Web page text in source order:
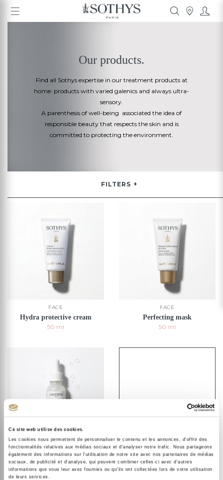
Ce site web utilise des cookies.
Les cookies nous permettent de personnaliser le contenu et les annonces, d'offrir des
fonctionnalités relatives aux médias sociaux et d'analyser notre trafic. Nous partageons
également des informations sur l'utilisation de notre site avec nos partenaires de médias
sociaux, de publicité et d'analyse, qui peuvent combiner celles-ci avec d'autres
informations que vous leur avez fournies ou qu'ils ont collectées lors de votre utilisation
de leurs services.
Our products.
Find all Sothys expertise in our treatment products at
home: products with varied galenics and always ultra-
sensory.
A parenthesis of well-being associated the idea of
responsible beauty that respects the skin and is
committed to protecting the environment.
FILTERS
FACE
Hydra protective cream
50 ml
FACE
Perfecting mask
50 ml
FACE
Hydra protective serum
50 ml
DISCOVER